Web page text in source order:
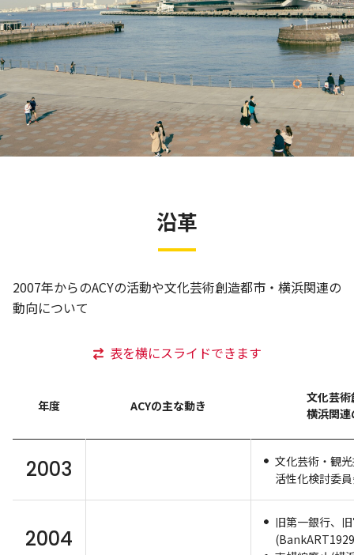
沿革
2007年からのACYの活動や文化芸術創造都市・横浜関連の
動向について
表を横にスライドできます
年度 ACYの主な動き
文化芸
横浜関
2003
文化芸術・観
活性化検討委
2004
旧第一銀行、